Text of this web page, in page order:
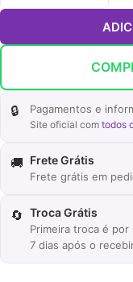
🔒 Pagamentos e
Site oficial com todos
🚚 Frete Grátis
Frete grátis em
🔄 Troca Grátis
Primeira troca é por
7 dias após o